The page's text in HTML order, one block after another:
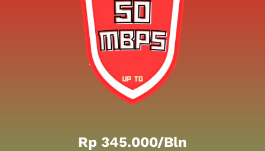
Rp 345.000/bln